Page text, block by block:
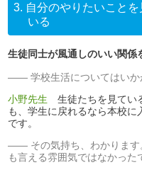
3. 自分のやりたいこと
いる
生徒同士が風通しのいい関係
学校生活についてはいか
小野先生 生徒たちを見てい
も、学生に戻れるなら本校
です。
その気持ち、わかりま
も言える雰囲気ではなかった